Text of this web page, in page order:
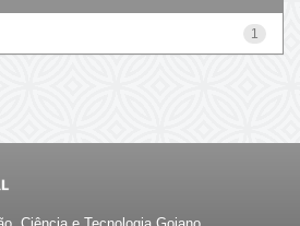
1
Ciência e Tecnologia Goiano